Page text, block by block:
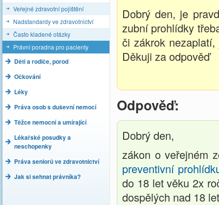
Veřejné zdravotní pojištění
Nadstandardy ve zdravotnictví
Často kladené otázky
Právní poradna pro pacienty
Děti a rodiče, porod
Očkování
Léky
Práva osob s duševní nemocí
Těžce nemocní a umírající
Lékařské posudky a
neschopenky
Práva seniorů ve zdravotnictví
Jak si sehnat právníka?
Dobrý den, je
zubní prohlídky
či zákrok
Děkuji za odpověď
Odpověď:
Dobrý den,
zákon o veřejném
preventivní
do 18 let věku 2x
dospělých nad 18